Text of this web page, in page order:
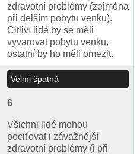
zdravotní problémy (zejména
při delším pobytu venku).
Citliví lidé by se měli
vyvarovat pobytu venku,
ostatní by ho měli omezit.
Velmi špatná
6
Všichni lidé mohou
pociťovat i závažnější
zdravotní problémy (i při